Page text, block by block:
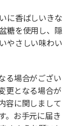
に香ばしいきな
糖を使用し、隠
やさしい味わい
る場合がござい
更となる場合が
容に関しまして
。お手元に届き